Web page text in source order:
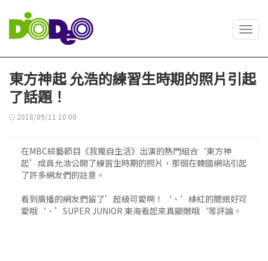
東方神起 允浩的練習生時期的照片引起
了話題！
2018/09/11 10:00
在MBC綜藝節目《我獨自生活》出演的熱門組合‘東方神
起’成員允浩公開了練習生時期的照片，那個在韓國網站引起
了許多網友們的註意。
看到廣播的網友們留了’超級可愛啊！‘、’緋紅的腮頰好可
愛哦‘、’SUPER JUNIOR 東海看起來真顯嫩哦‘等評論。